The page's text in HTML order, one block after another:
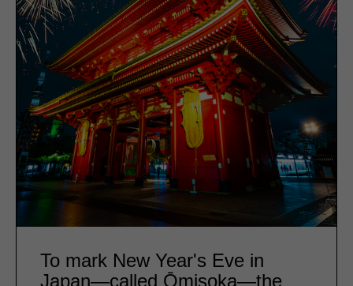
To mark New Year's Eve in
Japan—called Ōmisoka—the